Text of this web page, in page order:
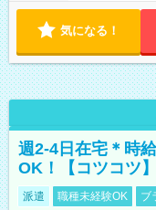
気になる！
週2-4日在宅＊時
OK！【コツコツ
派遣 職種未経験OK ブ